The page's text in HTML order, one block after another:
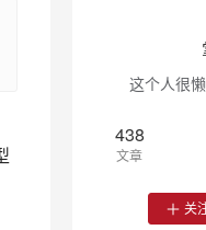
这个人很
438
文章
关